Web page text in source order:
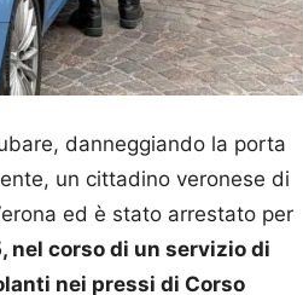
danneggiando la porta
un cittadino veronese di
ed è stato arrestato per
nel corso di un servizio di
nei pressi di Corso